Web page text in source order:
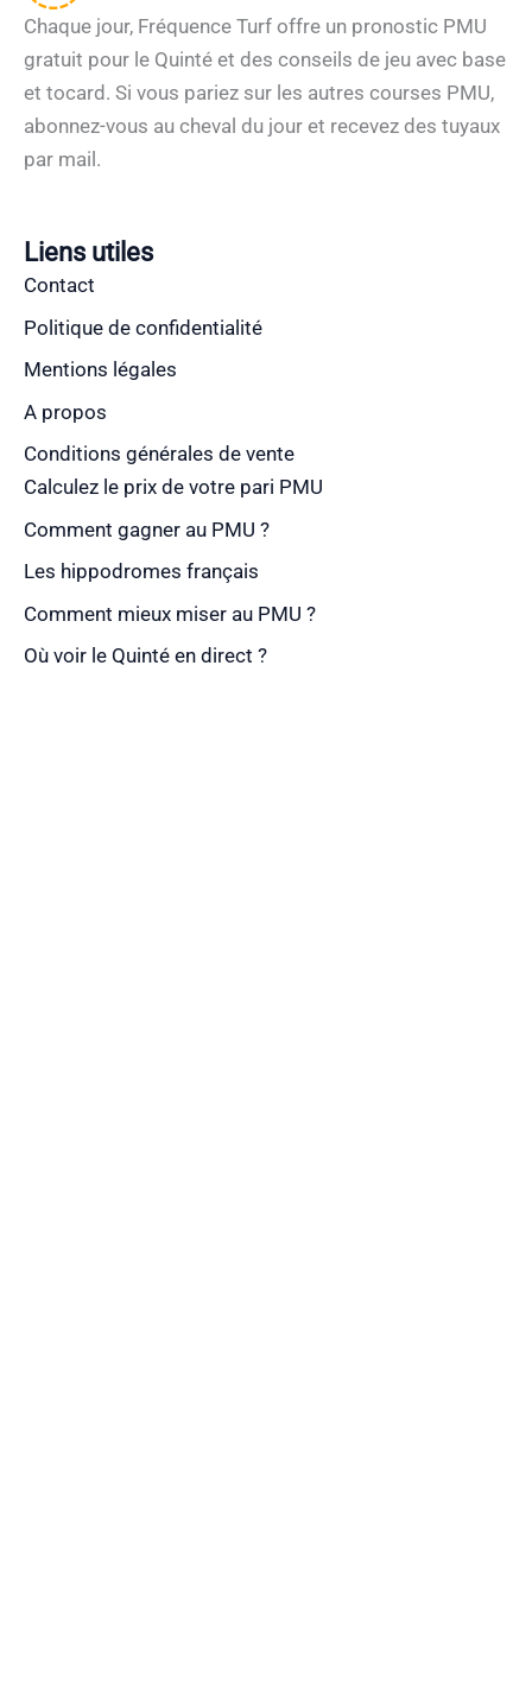
Chaque jour, Fréquence Turf offre un pronostic PMU
gratuit pour le Quinté et des conseils de jeu avec base
et tocard. Si vous pariez sur les autres courses PMU,
abonnez-vous au cheval du jour et recevez des tuyaux
par mail.
Liens utiles
Contact
Politique de confidentialité
Mentions légales
A propos
Conditions générales de vente
Calculez le prix de votre pari PMU
Comment gagner au PMU ?
Les hippodromes français
Comment mieux miser au PMU ?
Où voir le Quinté en direct ?